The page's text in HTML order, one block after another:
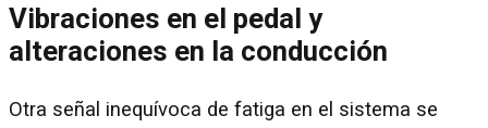
Vibraciones en el pedal y
alteraciones en la conducción
Otra señal inequívoca de fatiga en el sistema se